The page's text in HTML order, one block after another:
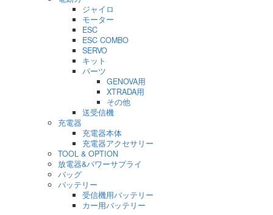
ジャイロ
モーター
ESC
ESC COMBO
SERVO
キット
パーツ
GENOVA用
XTRADA用
その他
送受信機
充電器
充電器本体
充電器アクセサリー
TOOL & OPTION
放電器&パワーサプライ
バッグ
バッテリー
受信機用バッテリー
カー用バッテリー